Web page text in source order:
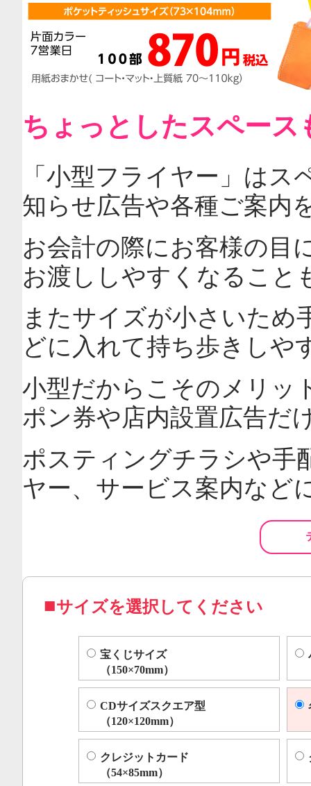
ちょっとしたスペース
「小型フライヤー」は
知らせ広告や各種ご案内
お会計の際にお客様の目
お渡ししやすくなること
またサイズが小さいため
どに入れて持ち歩きしや
小型だからこそのメリッ
ポン券や店内設置広告だ
ポスティングチラシや手
ヤー、サービス案内など
サイズを選択してください
宝くじサイズ
（150×70mm）
CDサイズスクエア型
（120×120mm）
クレジットカード
（54×85mm）